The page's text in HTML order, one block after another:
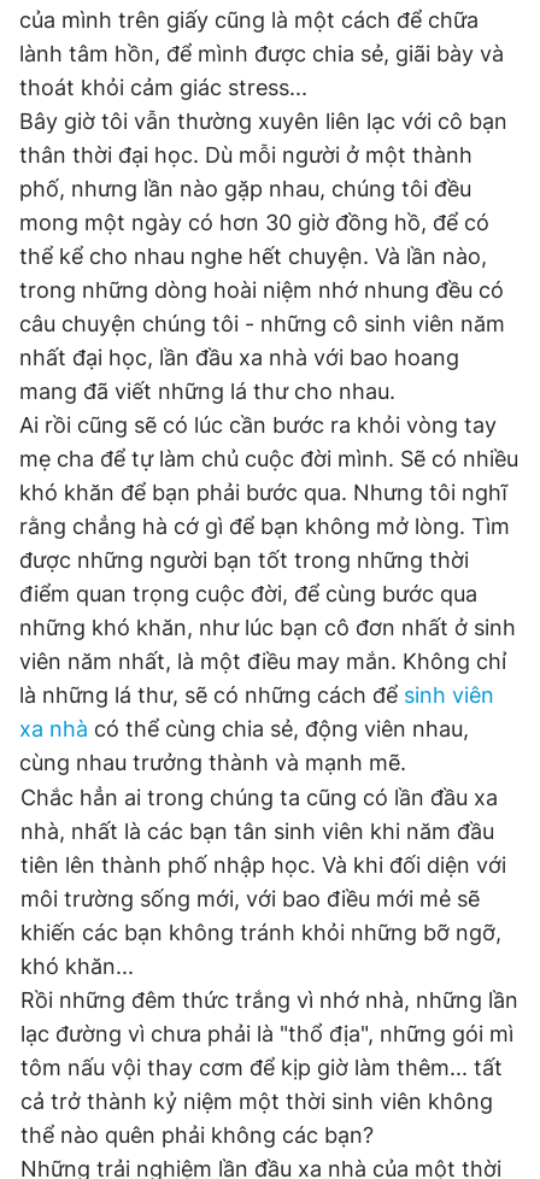
của mình trên giấy cũng là một cách để chữa
lành tâm hồn, để mình được chia sẻ, giãi bày và
thoát khỏi cảm giác stress...
Bây giờ tôi vẫn thường xuyên liên lạc với cô bạn
thân thời đại học. Dù mỗi người ở một thành
phố, nhưng lần nào gặp nhau, chúng tôi đều
mong một ngày có hơn 30 giờ đồng hồ, để có
thể kể cho nhau nghe hết chuyện. Và lần nào,
trong những dòng hoài niệm nhớ nhung đều có
câu chuyện chúng tôi - những cô sinh viên năm
nhất đại học, lần đầu xa nhà với bao hoang
mang đã viết những lá thư cho nhau.
Ai rồi cũng sẽ có lúc cần bước ra khỏi vòng tay
mẹ cha để tự làm chủ cuộc đời mình. Sẽ có nhiều
khó khăn để bạn phải bước qua. Nhưng tôi nghĩ
rằng chẳng hà cớ gì để bạn không mở lòng. Tìm
được những người bạn tốt trong những thời
điểm quan trọng cuộc đời, để cùng bước qua
những khó khăn, như lúc bạn cô đơn nhất ở sinh
viên năm nhất, là một điều may mắn. Không chỉ
là những lá thư, sẽ có những cách để sinh viên
xa nhà có thể cùng chia sẻ, động viên nhau,
cùng nhau trưởng thành và mạnh mẽ.
Chắc hẳn ai trong chúng ta cũng có lần đầu xa
nhà, nhất là các bạn tân sinh viên khi năm đầu
tiên lên thành phố nhập học. Và khi đối diện với
môi trường sống mới, với bao điều mới mẻ sẽ
khiến các bạn không tránh khỏi những bỡ ngỡ,
khó khăn...
Rồi những đêm thức trắng vì nhớ nhà, những lần
lạc đường vì chưa phải là "thổ địa", những gói mì
tôm nấu vội thay cơm để kịp giờ làm thêm... tất
cả trở thành kỷ niệm một thời sinh viên không
thể nào quên phải không các bạn?
Những trải nghiệm lần đầu xa nhà của một thời